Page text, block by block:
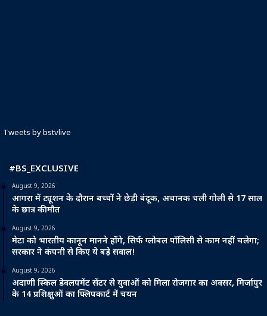
Tweets by bstvlive
#BS_EXCLUSIVE
August 9, 2026
आगरा में ट्यूशन के दौरान बच्चों ने छेड़ी बंदूक, अचानक चली गोली से 17 साल
के छात्र की मौत
August 9, 2026
मेटा को भारतीय कानून मानने होंगे, सिर्फ ग्लोबल पॉलिसी से काम नहीं चलेगा;
सरकार ने कंपनी से किए ये बड़े सवाल!
August 9, 2026
अदाणी स्किल डेवलपमेंट सेंटर से युवाओं को मिला रोजगार का अवसर, मिर्जापुर
के 14 प्रशिक्षुओं का फ्लिपकार्ट में चयन